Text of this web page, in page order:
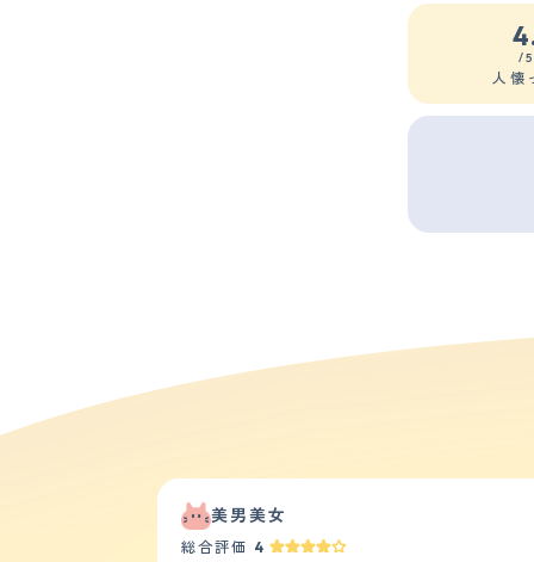
/
人懐
美男美女
総合評価 4